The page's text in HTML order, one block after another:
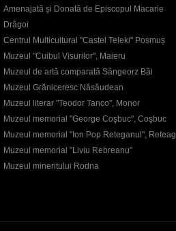
Amenajată și Donată de Episcopul Macarie
Drăgoi
Centrul Multicultural "Castel Teleki" Posmuș
Muzeul "Cuibul Visurilor", Maieru
Muzeul de artă comparată Sângeorz Băi
Muzeul Grăniceresc Năsăudean
Muzeul literar "Teodor Tanco", Monor
Muzeul memorial "George Coşbuc", Coşbuc
Muzeul memorial "Ion Pop Reteganul", Reteag
Muzeul memorial "Liviu Rebreanu"
Muzeul mineritului Rodna